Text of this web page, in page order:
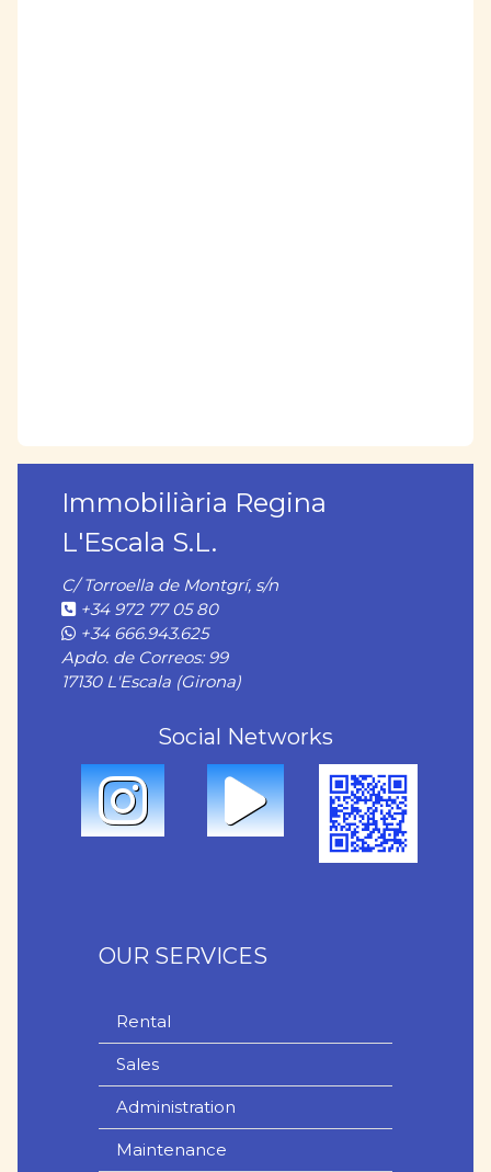
Immobiliària Regina
L'Escala S.L.
C/ Torroella de Montgrí, s/n
+34 972 77 05 80
+34 666.943.625
Apdo. de Correos: 99
17130 L'Escala (Girona)
Social Networks
OUR SERVICES
Rental
Sales
Administration
Maintenance